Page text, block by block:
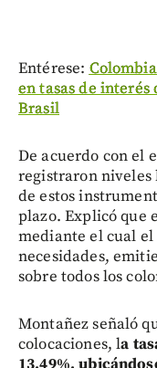
Entérese:
en tasas de
Brasil
De acuerdo con el
registraron niveles
de estos
plazo. Explicó que
mediante el cual
necesidades,
sobre todos los
Montañez señaló
colocaciones, la
13,49%,